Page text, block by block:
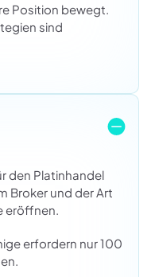
Position bewegt.
sind
den Platinhandel
Broker und der Art
eröffnen.
erfordern nur 100